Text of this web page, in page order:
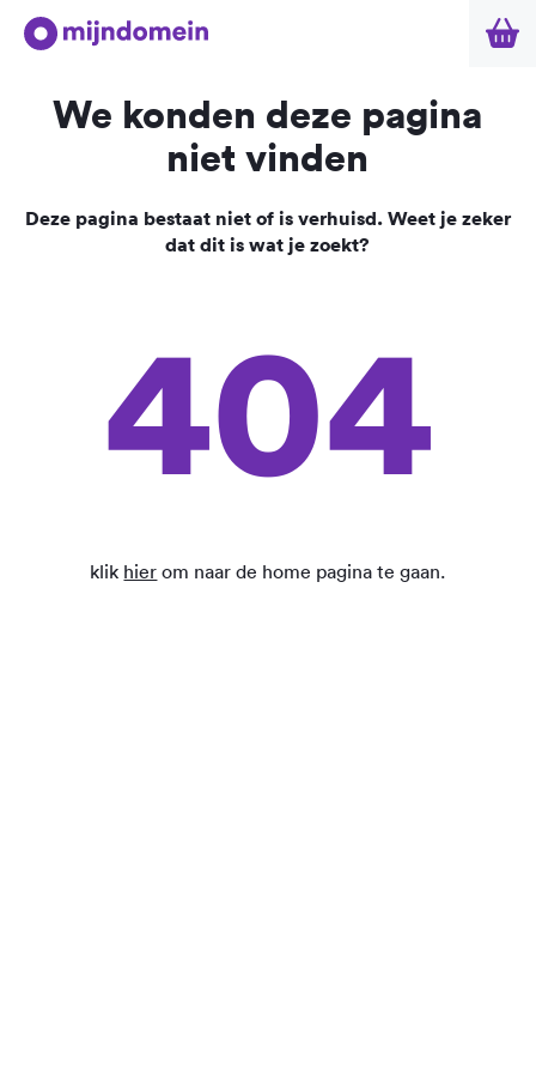
We konden deze pagina
niet vinden
Deze pagina bestaat niet of is verhuisd. Weet je zeker
dat dit is wat je zoekt?
404
klik hier om naar de home pagina te gaan.